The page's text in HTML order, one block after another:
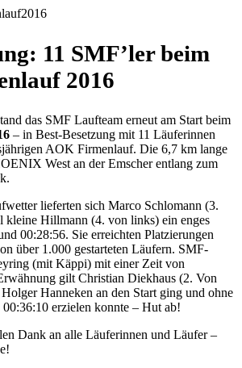
11 SMF’ler beim
2016
das SMF Laufteam erneut am Start beim
– in Best-Besetzung mit 11 Läuferinnen
AOK Firmenlauf. Die 6,7 km lange
West an der Emscher entlang zum
lieferten sich Marco Schlomann (3.
kleine Hillmann (4. von links) ein enges
00:28:56. Sie erreichten Platzierungen
über 1.000 gestarteten Läufern. SMF-
(mit Käppi) mit einer Zeit von
gilt Christian Diekhaus (2. Von
Hanneken an den Start ging und ohne
erzielen konnte – Hut ab!
Dank an alle Läuferinnen und Läufer –